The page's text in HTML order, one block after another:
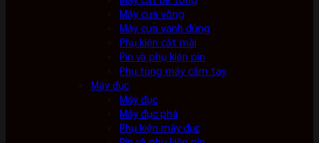
Máy cưa vòng
Máy cưa vanh đứng
Phụ kiện cắt mài
Pin và phụ kiện pin
Phụ tùng máy cầm tay
Máy đục
Máy đục
Máy đục phá
Phụ kiện máy đục